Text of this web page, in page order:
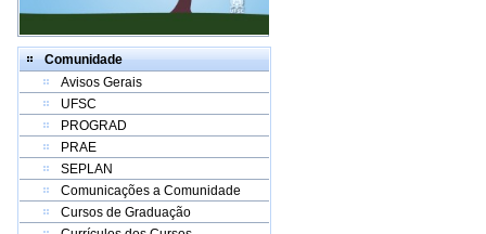
Comunidade
Avisos Gerais
UFSC
PROGRAD
PRAE
SEPLAN
Comunicações a Comunidade
Cursos de Graduação